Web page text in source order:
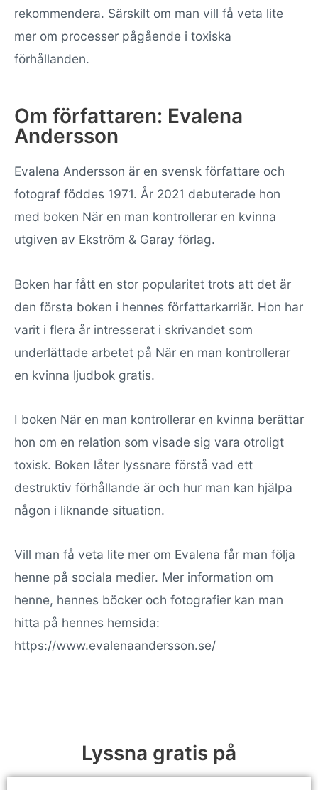
rekommendera. Särskilt om man vill få veta lite
mer om processer pågående i toxiska
förhållanden.
Om författaren: Evalena
Andersson
Evalena Andersson är en svensk författare och
fotograf föddes 1971. År 2021 debuterade hon
med boken När en man kontrollerar en kvinna
utgiven av Ekström & Garay förlag.
Boken har fått en stor popularitet trots att det är
den första boken i hennes författarkarriär. Hon har
varit i flera år intresserat i skrivandet som
underlättade arbetet på När en man kontrollerar
en kvinna ljudbok gratis.
I boken När en man kontrollerar en kvinna berättar
hon om en relation som visade sig vara otroligt
toxisk. Boken låter lyssnare förstå vad ett
destruktiv förhållande är och hur man kan hjälpa
någon i liknande situation.
Vill man få veta lite mer om Evalena får man följa
henne på sociala medier. Mer information om
henne, hennes böcker och fotografier kan man
hitta på hennes hemsida:
https://www.evalenaandersson.se/
Lyssna gratis på